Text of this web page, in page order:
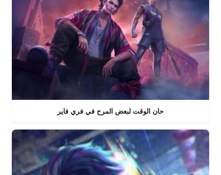
حان الوقت لبعض المرح في فري فاير